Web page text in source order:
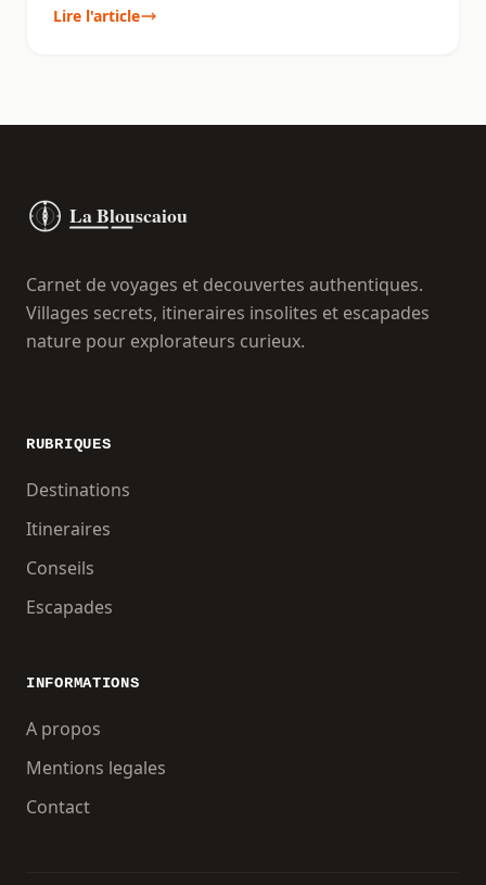
Lire l'article
Carnet de voyages et decouvertes authentiques.
Villages secrets, itineraires insolites et escapades
nature pour explorateurs curieux.
RUBRIQUES
Destinations
Itineraires
Conseils
Escapades
INFORMATIONS
A propos
Mentions legales
Contact